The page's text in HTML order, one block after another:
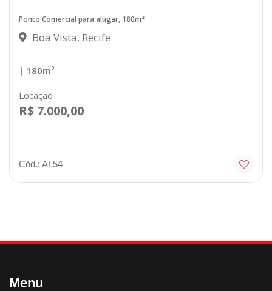
Ponto Comercial para alugar, 180m²
Boa Vista, Recife
| 180m²
Locação
R$ 7.000,00
Cód.: AL54
Menu